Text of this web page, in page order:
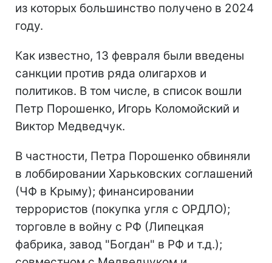
из которых большинство получено в 2024
году.
Как известно, 13 февраля были введены
санкции против ряда олигархов и
политиков. В том числе, в список вошли
Петр Порошенко, Игорь Коломойский и
Виктор Медведчук.
В частности, Петра Порошенко обвиняли
в лоббировании Харьковских соглашений
(ЧФ в Крыму); финансировании
террористов (покупка угля с ОРДЛО);
торговле в войну с РФ (Липецкая
фабрика, завод "Богдан" в РФ и т.д.);